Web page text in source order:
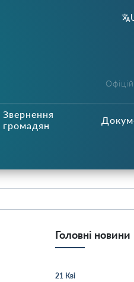
Звернення
громадян
Головні новини
21 Кві